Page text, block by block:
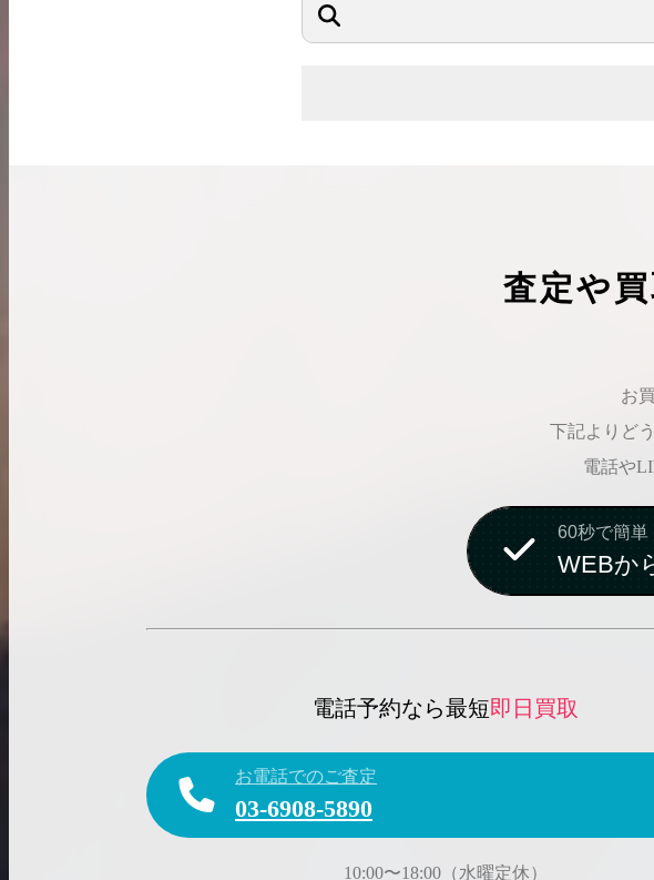
査定や
お
下記よりど
電話や
60秒で簡単
WEBか
電話予約なら最短即日買取
お電話でのご査定
03-6908-5890
10:00〜18:00（水曜定休）